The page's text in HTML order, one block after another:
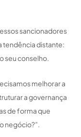
sancionadores
tendência distante:
seu conselho.
melhorar a
a governança
de forma que
negócio?”.